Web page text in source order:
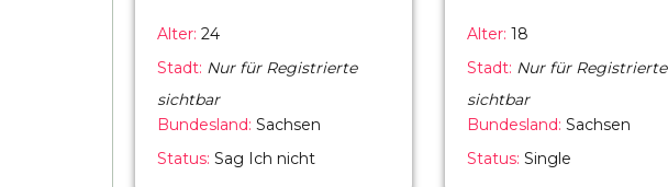
Alter: 24
Stadt: Nur für Registrierte
sichtbar
Bundesland: Sachsen
Status: Sag Ich nicht
Alter: 18
Stadt: Nur für Registrierte
sichtbar
Bundesland: Sachsen
Status: Single